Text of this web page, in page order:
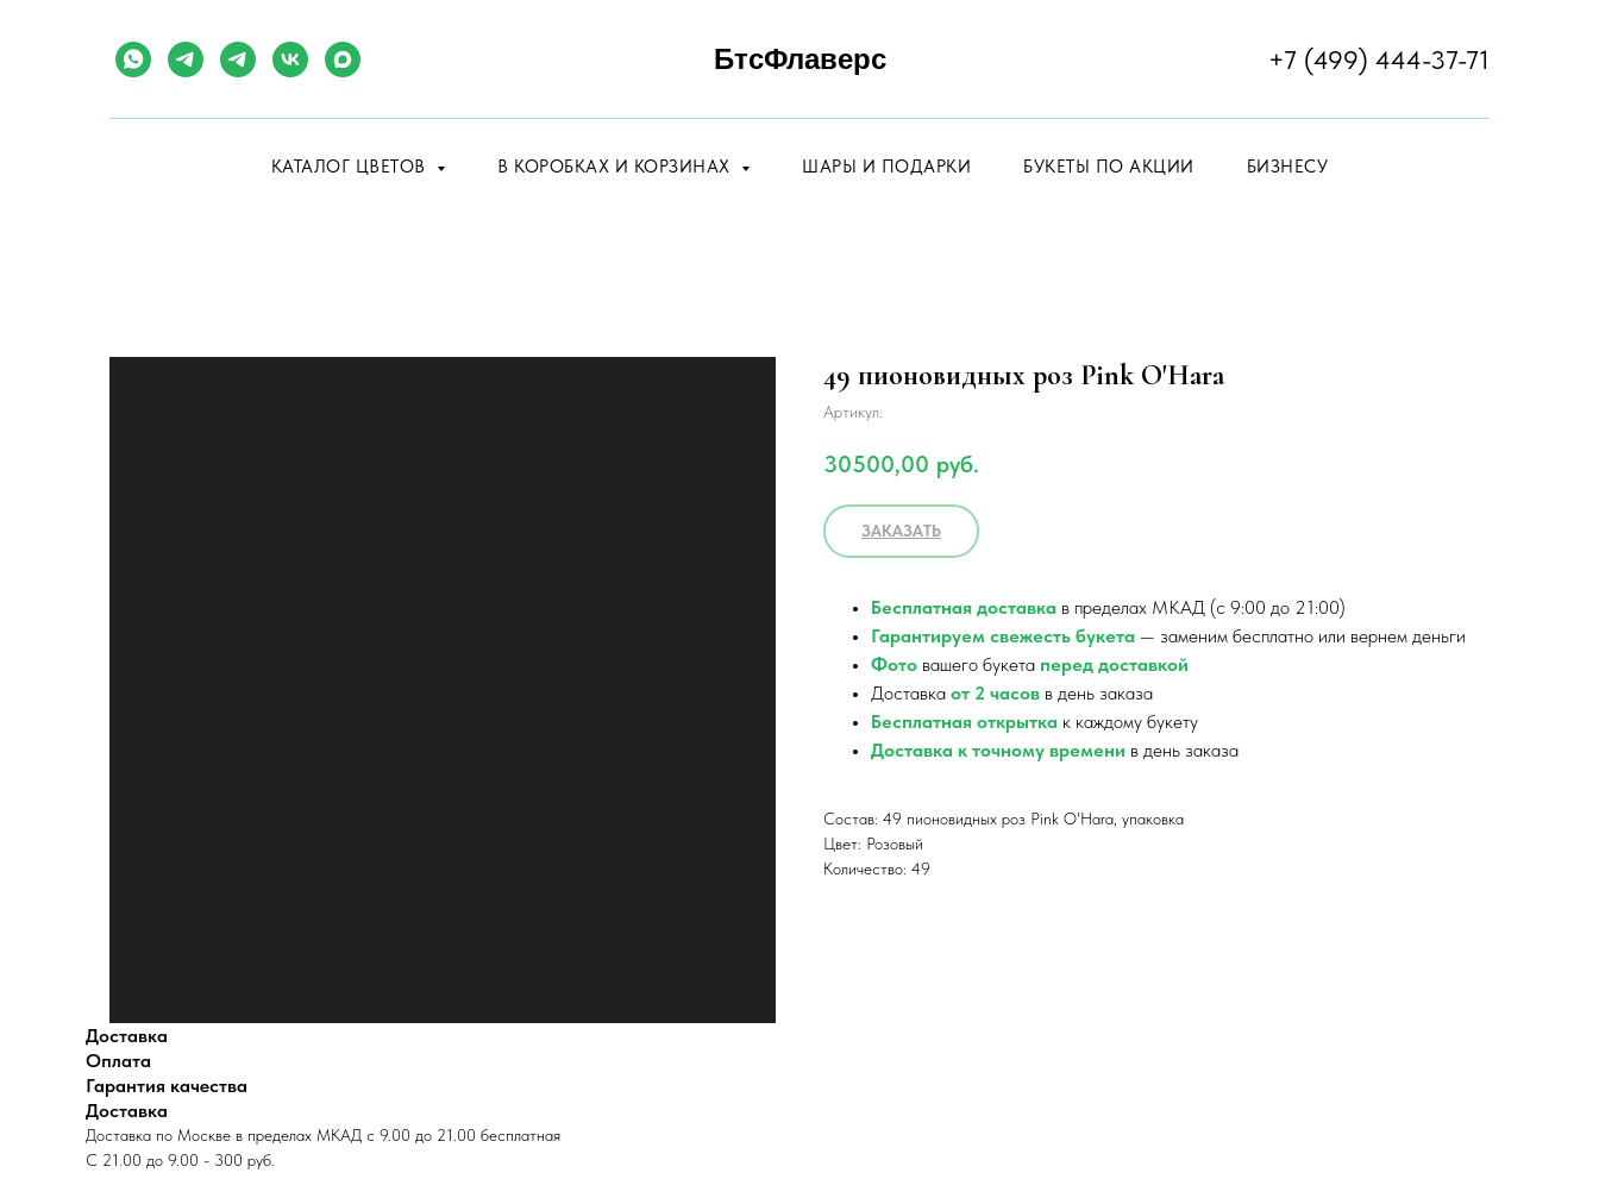
БтсФлаверс +7 (499) 444-37-71
КАТАЛОГ ЦВЕТОВ В КОРОБКАХ И КОРЗИНАХ ШАРЫ И ПОДАРКИ БУКЕТЫ ПО АКЦИИ БИЗНЕСУ
49 пионовидных роз Pink O'Hara
Артикул:
30500,00 руб.
ЗАКАЗАТЬ
Бесплатная доставка в пределах МКАД (с 9:00 до 21:00)
Гарантируем свежесть букета — заменим бесплатно или вернем деньги
Фото вашего букета перед доставкой
Доставка от 2 часов в день заказа
Бесплатная открытка к каждому букету
Доставка к точному времени в день заказа
Состав: 49 пионовидных роз Pink O'Hara, упаковка
Цвет: Розовый
Количество: 49
Доставка
Оплата
Гарантия качества
Доставка
Доставка по Москве в пределах МКАД с 9.00 до 21.00 бесплатная
С 21.00 до 9.00 - 300 руб.